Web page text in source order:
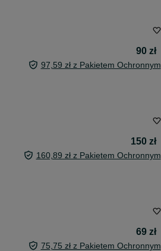
90 zł
97,59 zł z Pakietem Ochronnym
150 zł
160,89 zł z Pakietem Ochronnym
69 zł
75,75 zł z Pakietem Ochronnym